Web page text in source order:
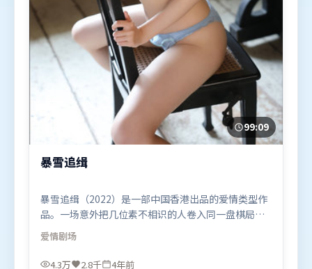
99:09
暴雪追缉
暴雪追缉（2022）是一部中国香港出品的爱情类型作
品。一场意外把几位素不相识的人卷入同一盘棋局，
信任与背叛交替上演。群像刻画各有弧光，配角亦承
担叙事推进功能。由许鞍华执导，提莫西·查拉米、
孙艺珍、梁朝伟，宋康昊等联袂出演。影片于2022年
爱情剧场
4.3万 2.8千 4年前